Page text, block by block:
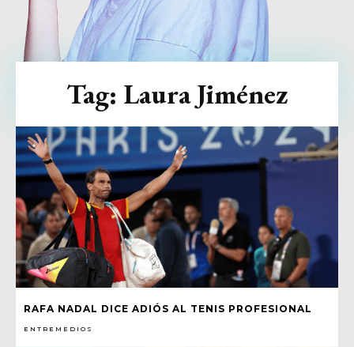
RAFA NADAL DICE ADIÓS AL TENIS PROFESIONAL
ENTREMEDIOS
Tag: Laura Jiménez